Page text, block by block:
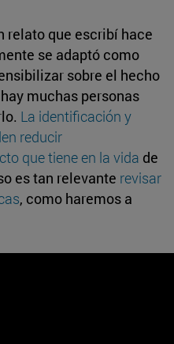
relato que escribí hace
se adaptó como
sobre el hecho
muchas personas
La identificación y
reducir
que tiene en la vida de
es tan relevante revisar
, como haremos a